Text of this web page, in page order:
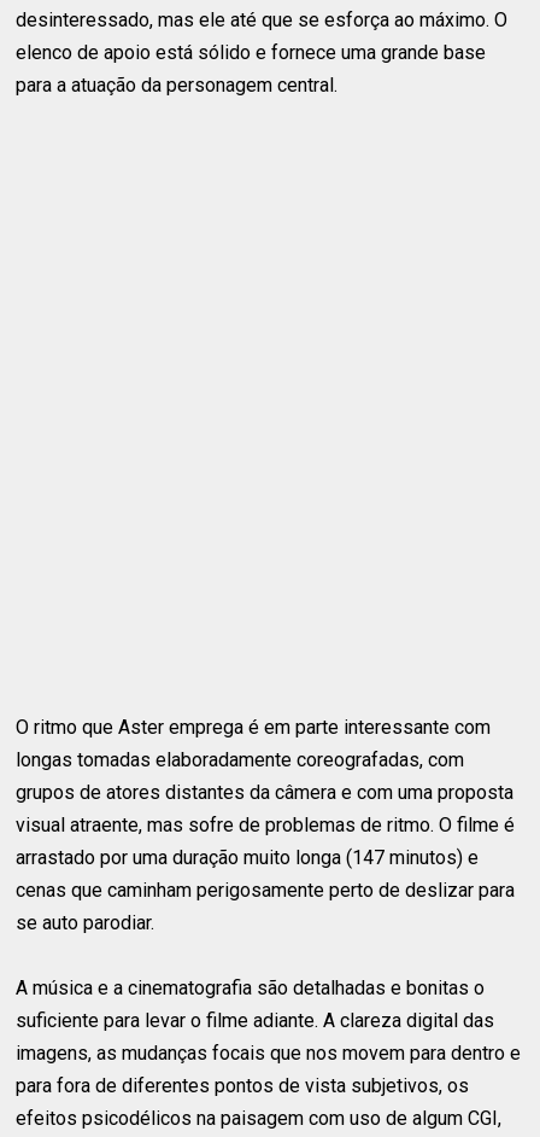
desinteressado, mas ele até que se esforça ao máximo. O
elenco de apoio está sólido e fornece uma grande base
para a atuação da personagem central.
O ritmo que Aster emprega é em parte interessante com
longas tomadas elaboradamente coreografadas, com
grupos de atores distantes da câmera e com uma proposta
visual atraente, mas sofre de problemas de ritmo. O filme é
arrastado por uma duração muito longa (147 minutos) e
cenas que caminham perigosamente perto de deslizar para
se auto parodiar.
A música e a cinematografia são detalhadas e bonitas o
suficiente para levar o filme adiante. A clareza digital das
imagens, as mudanças focais que nos movem para dentro e
para fora de diferentes pontos de vista subjetivos, os
efeitos psicodélicos na paisagem com uso de algum CGI,